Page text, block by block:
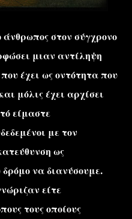
άνθρωπος στον σύγχρονο
μιαν αντίληψη
έχει ως οντότητα που
μόλις έχει αρχίσει
είμαστε
με τον
ως
να διανύσουμε.
είτε
τους οποίους